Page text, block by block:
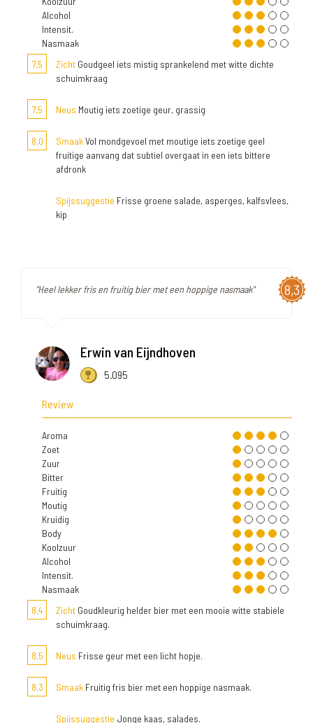
Alcohol
Intensit.
Nasmaak
7,5
Zicht Goudgeel iets mistig sprankelend met witte dichte
schuimkraag
7,5 Neus Moutig iets zoetige geur, grassig
8,0 SmaakVol mondgevoel met moutige iets zoetige geel
fruitige aanvang dat subtiel overgaat in een iets bittere
afdronk
Spijssuggestie Frisse groene salade, asperges, kalfsvlees,
kip
8,3
"Heel lekker fris en fruitig bier met een hoppige nasmaak"
Erwin van Eijndhoven
5.095
Review
Aroma
Zoet
Zuur
Bitter
Fruitig
Moutig
Kruidig
Body
Koolzuur
Alcohol
Intensit.
Nasmaak
8,4
Zicht Goudkleurig helder bier met een mooie witte stabiele
schuimkraag.
8,5 Neus Frisse geur met een licht hopje.
8,3 Smaak Fruitig fris bier met een hoppige nasmaak.
Spijssuggestie Jonge kaas, salades.